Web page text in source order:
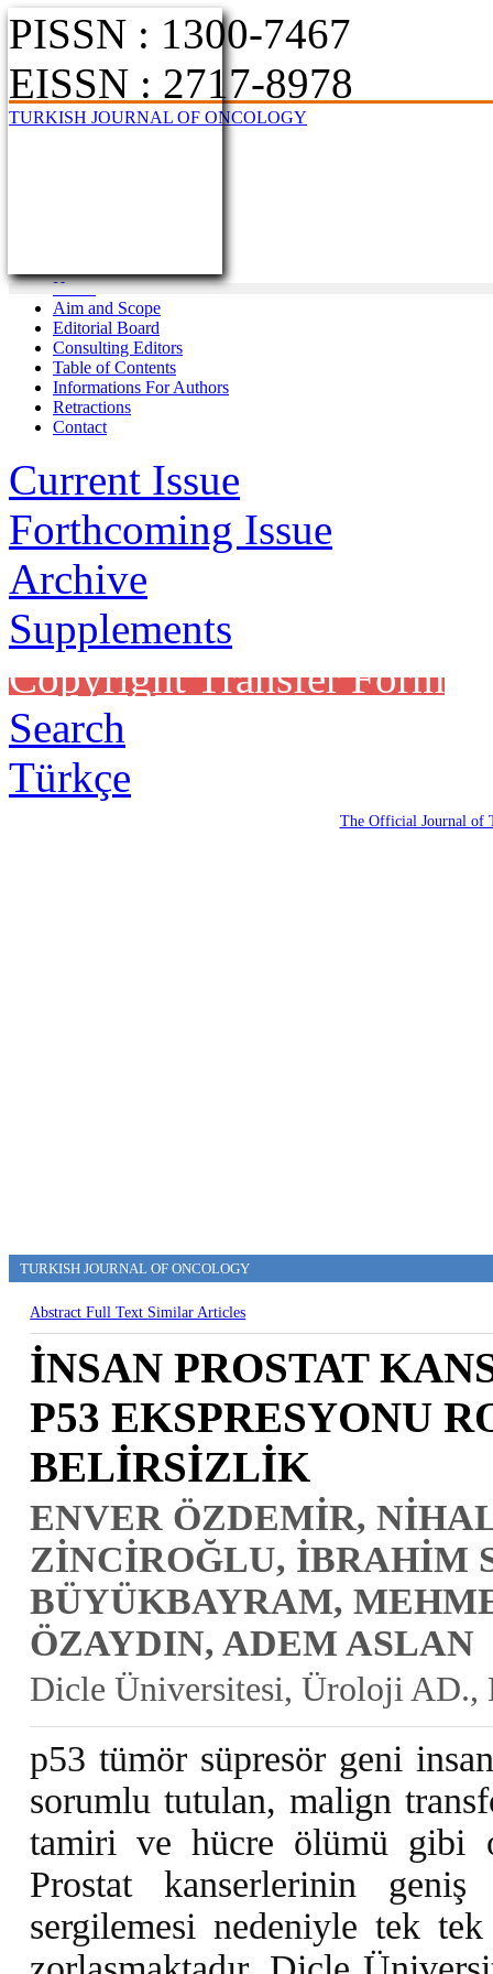
PISSN : 1300-7467
EISSN : 2717-8978
TURKISH JOURNAL OF ONCOLOGY
Home
Aim and Scope
Editorial Board
Consulting Editors
Table of Contents
Informations For Authors
Retractions
Contact
Current Issue
Forthcoming Issue
Archive
Supplements
Copyright Transfer Form
Search
Türkçe
The Official Journal of
TURKISH JOURNAL OF ONCOLOGY
AbstractFull Text Similar Articles
İNSAN PROSTAT
P53 EKSPRESYONU
BELİRSİZLİK
ENVER ÖZDEMİR,
ZİNCİROĞLU, İBRAHİM
BÜYÜKBAYRAM,
ÖZAYDIN, ADEM ASLAN
Dicle Üniversitesi, Üroloji AD.,
p53 tümör süpresör geni
sorumlu tutulan, malign
tamiri ve hücre ölümü gibi
Prostat kanserlerinin
sergilemesi nedeniyle tek